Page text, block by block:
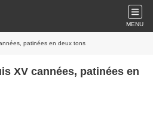
MENU
patinées en deux tons
XV cannées, patinées en